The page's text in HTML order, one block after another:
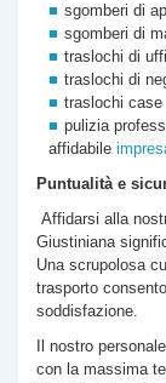
sgomberi di
sgomberi di
traslochi di
traslochi di
traslochi case
pulizia
affidabile
Puntualità e
Affidarsi alla
Giustiniana
Una scrupolosa
trasporto
soddisfazione.
Il nostro
con la massima